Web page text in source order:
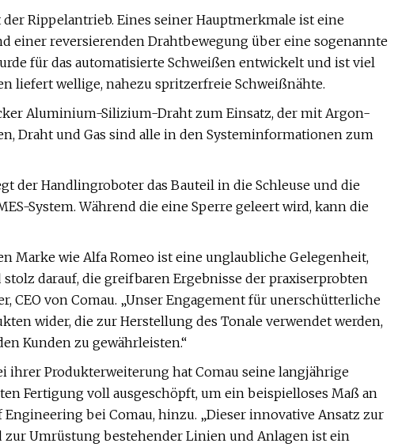
Rippelantrieb. Eines seiner Hauptmerkmale ist eine
einer reversierenden Drahtbewegung über eine sogenannte
für das automatisierte Schweißen entwickelt und ist viel
liefert wellige, nahezu spritzerfreie Schweißnähte.
Aluminium-Silizium-Draht zum Einsatz, der mit Argon-
Draht und Gas sind alle in den Systeminformationen zum
der Handlingroboter das Bauteil in die Schleuse und die
System. Während die eine Sperre geleert wird, kann die
Marke wie Alfa Romeo ist eine unglaubliche Gelegenheit,
darauf, die greifbaren Ergebnisse der praxiserprobten
CEO von Comau. „Unser Engagement für unerschütterliche
wider, die zur Herstellung des Tonale verwendet werden,
Kunden zu gewährleisten.“
ihrer Produkterweiterung hat Comau seine langjährige
Fertigung voll ausgeschöpft, um ein beispielloses Maß an
bei Comau, hinzu. „Dieser innovative Ansatz zur
Umrüstung bestehender Linien und Anlagen ist ein